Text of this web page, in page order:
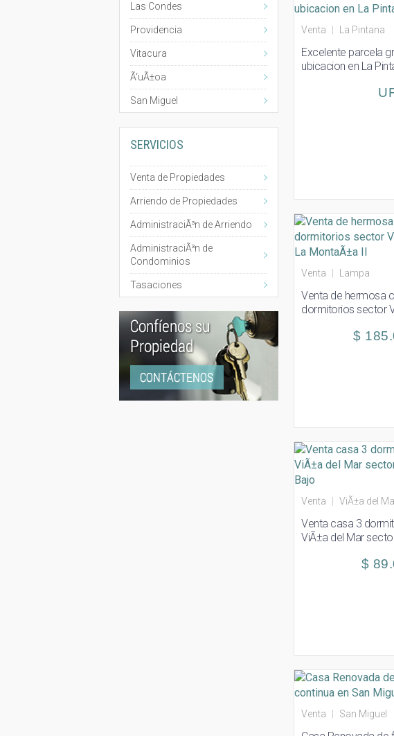
Las Condes
Providencia
Vitacura
Ã‘uÃ±oa
San Miguel
SERVICIOS
Venta de Propiedades
Arriendo de Propiedades
AdministraciÃ³n de Arriendo
AdministraciÃ³n de
Condominios
Tasaciones
Venta | La Pintana
Excelente parcela
ubicacion en La
Venta | Lampa
Venta de hermosa
dormitorios sector
$
Venta | ViÃ±a del
Venta casa 3
ViÃ±a del Mar
$
Venta | San Miguel